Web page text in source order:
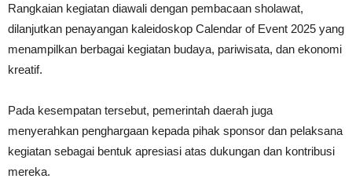
Rangkaian kegiatan diawali dengan pembacaan sholawat,
dilanjutkan penayangan kaleidoskop Calendar of Event 2025 yang
menampilkan berbagai kegiatan budaya, pariwisata, dan ekonomi
kreatif.
Pada kesempatan tersebut, pemerintah daerah juga
menyerahkan penghargaan kepada pihak sponsor dan pelaksana
kegiatan sebagai bentuk apresiasi atas dukungan dan kontribusi
mereka.